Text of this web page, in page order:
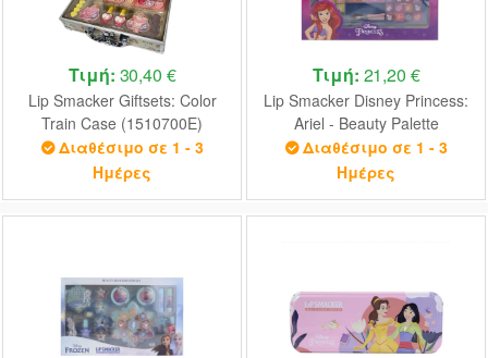
Τιμή: 30,40 €
Lip Smacker Giftsets: Color
Train Case (1510700E)
Διαθέσιμο σε 1 - 3
Ημέρες
Τιμή: 21,20 €
Lip Smacker Disney Princess:
Ariel - Beauty Palette
(1510695E)
Διαθέσιμο σε 1 - 3
Ημέρες